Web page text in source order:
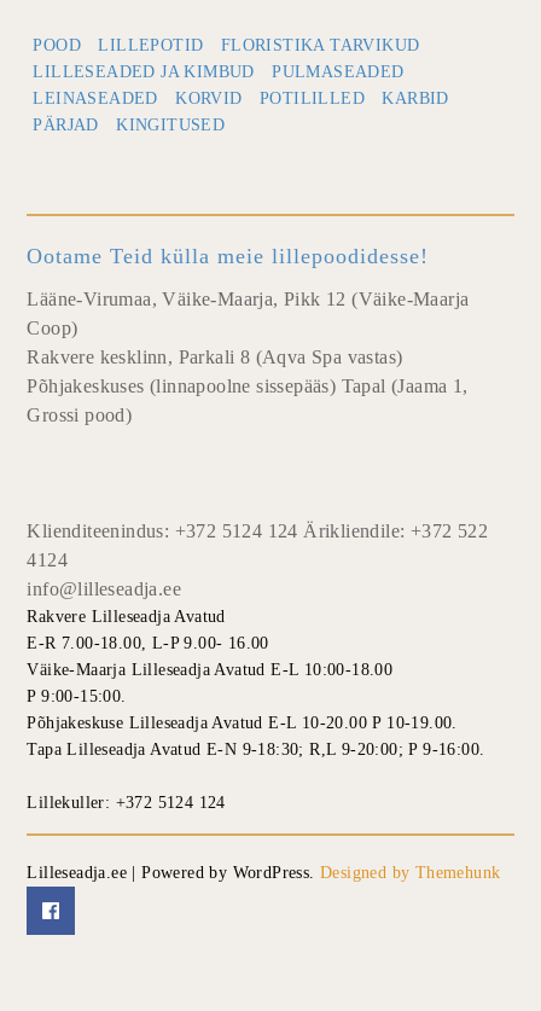
POOD LILLEPOTID
FLORISTIKA TARVIKUD
LILLESEADED JA KIMBUD
PULMASEADED
LEINASEADED
KORVID POTILILLED
KARBID
PÄRJAD
KINGITUSED
Ootame Teid külla meie lillepoodidesse!
Lääne-Virumaa, Väike-Maarja, Pikk 12 (Väike-Maarja
Coop)
Rakvere kesklinn, Parkali 8 (Aqva Spa vastas)
Põhjakeskuses (linnapoolne sissepääs) Tapal (Jaama 1,
Grossi pood)
Klienditeenindus: +372 5124 124 Ärikliendile: +372 522
4124
info@lilleseadja.ee
Rakvere Lilleseadja Avatud
E-R 7.00-18.00, L-P 9.00- 16.00
Väike-Maarja Lilleseadja Avatud E-L 10:00-18.00
P 9:00-15:00.
Põhjakeskuse Lilleseadja Avatud E-L 10-20.00 P 10-19.00.
Tapa Lilleseadja Avatud E-N 9-18:30; R,L 9-20:00; P 9-16:00.
Lillekuller: +372 5124 124
Lilleseadja.ee | Powered by WordPress.Designed by Themehunk